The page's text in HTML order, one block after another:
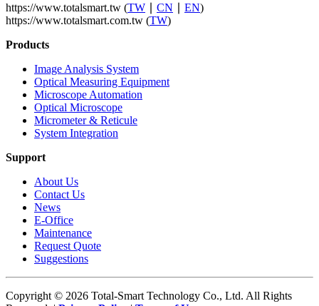
https://www.totalsmart.tw (TW CN EN)
https://www.totalsmart.com.tw (TW)
Products
Image Analysis System
Optical Measuring Equipment
Microscope Automation
Optical Microscope
Micrometer & Reticule
System Integration
Support
About Us
Contact Us
News
E-Office
Maintenance
Request Quote
Suggestions
Copyright © 2026 Total-Smart Technology Co., Ltd. All Rights